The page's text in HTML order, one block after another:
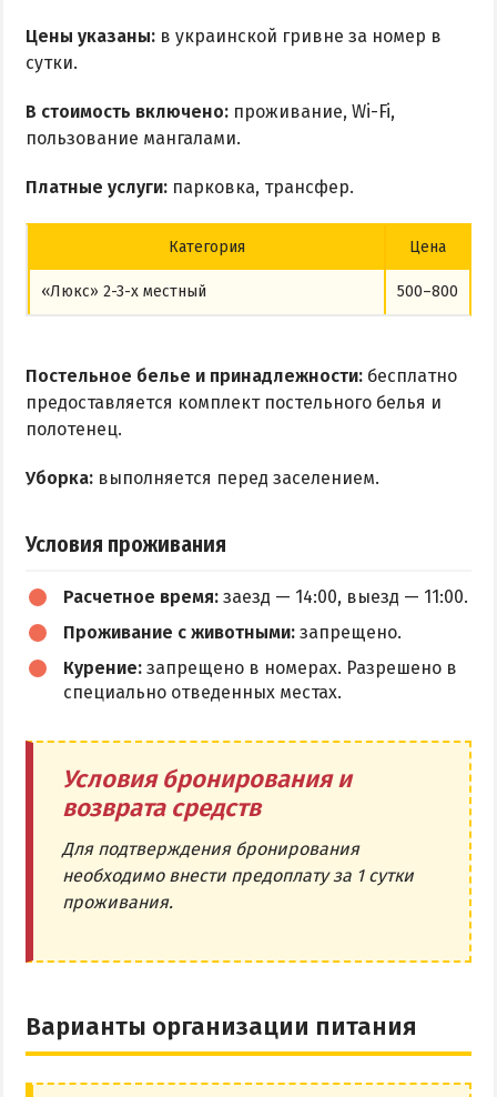
Отдых на первой линии
Отдых на набережной
Квартиры посуточно
Цены указаны: в украинской гривне за номер в
сутки.
В стоимость включено: проживание, Wi-Fi,
пользование мангалами.
Платные услуги: парковка, трансфер.
Категория Цена
«Люкс» 2-3-х местный 500–800
Постельное белье и принадлежности: бесплатно
предоставляется комплект постельного белья и
полотенец.
Уборка: выполняется перед заселением.
Условия проживания
Расчетное время: заезд — 14:00, выезд — 11:00.
Проживание с животными: запрещено.
Курение: запрещено в номерах. Разрешено в
специально отведенных местах.
Условия бронирования и
возврата средств
Для подтверждения бронирования
необходимо внести предоплату за 1 сутки
проживания.
Варианты организации питания